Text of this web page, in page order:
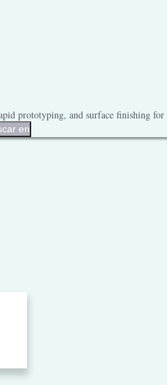
prototyping, and surface finishing for
en